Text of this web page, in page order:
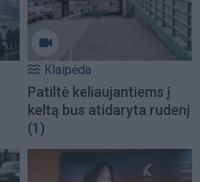
Klaipėda
Patiltė keliaujantiems į
keltą bus atidaryta rudenį
(1)